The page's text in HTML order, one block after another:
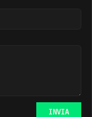
INVIA